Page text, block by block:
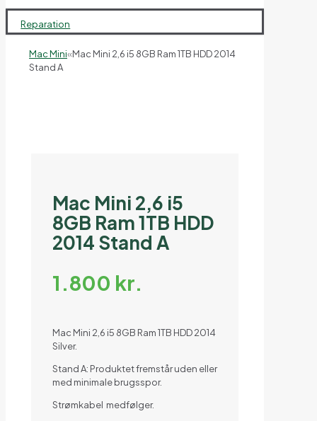
Reparation
Mac Mini«Mac Mini 2,6 i5 8GB Ram 1TB HDD 2014
Stand A
Mac Mini 2,6 i5
8GB Ram 1TB HDD
2014 Stand A
1.800 kr.
Mac Mini 2,6 i5 8GB Ram 1TB HDD 2014
Silver.
Stand A: Produktet fremstår uden eller
med minimale brugsspor.
Strømkabel medfølger.